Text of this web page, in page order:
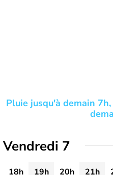
Pluie jusqu'à demain
Vendredi 7
18h 19h 20h 21h